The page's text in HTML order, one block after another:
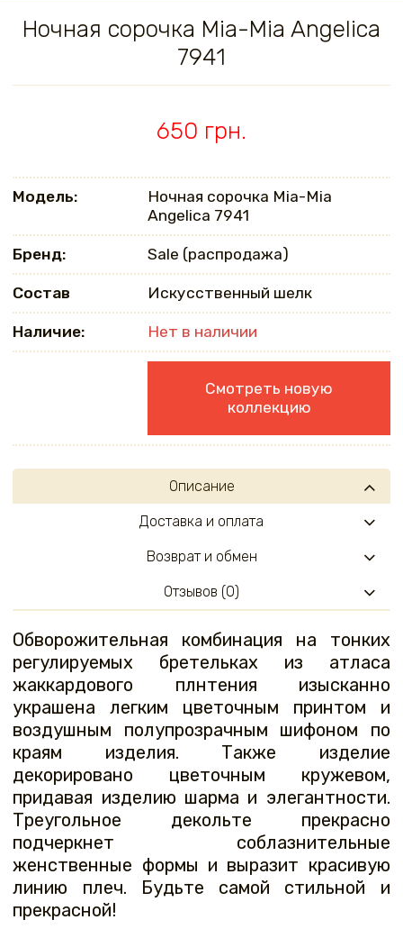
Ночная сорочка Mia-Mia Angelica
7941
650 грн.
Модель:
Ночная сорочка Mia-Mia
Angelica 7941
Бренд: Sale (распродажа)
Состав Искусственный шелк
Наличие: Нет в наличии
Смотреть новую
коллекцию
Описание
Обворожительная комбинация на тонких
регулируемых бретельках из атласа
жаккардового плнтения изысканно
украшена легким цветочным принтом и
воздушным полупрозрачным шифоном по
краям изделия. Также изделие
декорировано цветочным кружевом,
придавая изделию шарма и элегантности.
Треугольное декольте прекрасно
подчеркнет соблазнительные
женственные формы и выразит красивую
линию плеч. Будьте самой стильной и
прекрасной!
Доставка и оплата
Возврат и обмен
Отзывов (0)